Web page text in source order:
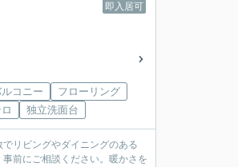
即入居可
コニー
フローリング
独立洗面台
リビングやダイニングのある
前にご相談ください。暖かさを